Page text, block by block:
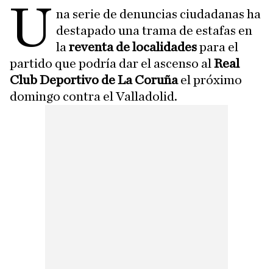
U na serie de denuncias ciudadanas ha
destapado una trama de estafas en
lareventa de localidadespara el
partido que podría dar el ascenso al Real
Club Deportivo de La Coruñael próximo
domingo contra el Valladolid.